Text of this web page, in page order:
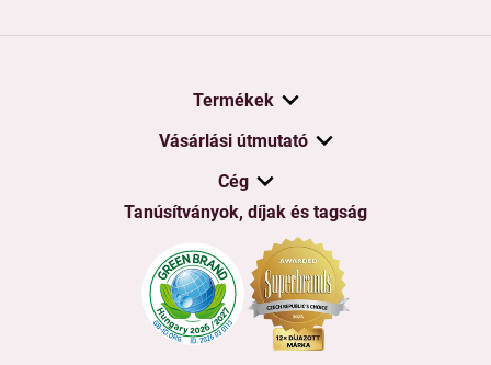
Termékek
Vásárlási útmutató
Cég
Tanúsítványok, díjak és tagság